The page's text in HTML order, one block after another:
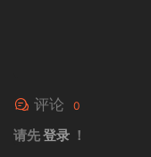
评论 0
请先登录 ！